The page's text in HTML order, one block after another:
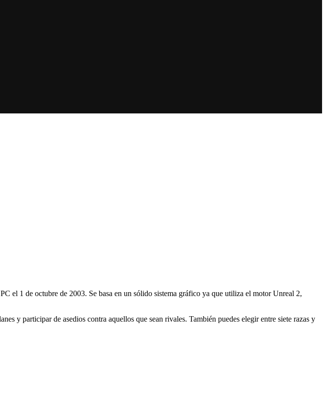
1 de octubre de 2003. Se basa en un sólido sistema gráfico ya que utiliza el motor Unreal 2,
y participar de asedios contra aquellos que sean rivales. También puedes elegir entre siete razas y